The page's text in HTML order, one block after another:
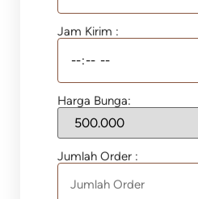
Jam Kirim :
Harga Bunga:
Jumlah Order :